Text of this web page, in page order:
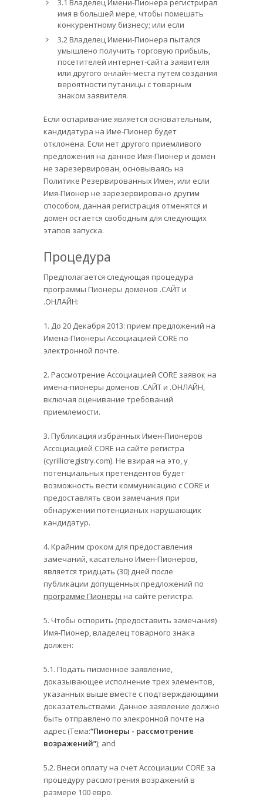
3.1 Владелец Имени-Пионера регистрирал
имя в большей мере, чтобы помешать
конкурентному бизнесу; или если
3.2 Владелец Имени-Пионера пытался
умышлено получить торговую прибыль,
посетителей интернет-сайта заявителя
или другого онлайн-места путем создания
вероятности путаницы с товарным
знаком заявителя.
Если оспаривание является основательным,
кандидатура на Име-Пионер будет
отклонена. Если нет другого приемливого
предложения на данное Имя-Пионер и домен
не зарезервирован, основываясь на
Политике Резервированных Имен, или если
Имя-Пионер не зарезервировано другим
способом, данная регистрация отменятся и
домен остается свободным для следующих
этапов запуска.
Процедура
Предполагается следующая процедура
программы Пионеры доменов .САЙТ и
.ОНЛАЙН:
1. До 20 Декабря 2013: прием предложений на
Имена-Пионеры Ассоциацией CORE по
электронной почте.
2. Рассмотрение Ассоциацией CORE заявок на
имена-пионеры доменов .САЙТ и .ОНЛАЙН,
включая оценивание требований
приемлемости.
3. Публикация избранных Имен-Пионеров
Ассоциацией CORE на сайте регистра
(cyrillicregistry.com). Не взирая на это, у
потенциальных претендентов будет
возможность вести коммуникацию с CORE и
предоставлять свои замечания при
обнаружении потенцианых нарушающих
кандидатур.
4. Крайним сроком для предоставления
замечаний, касательно Имен-Пионеров,
является тридцать (30) дней после
публикации допущенных предложений по
программе Пионеры на сайте регистра.
5. Чтобы оспорить (предоставить замечания)
Имя-Пионер, владелец товарного знака
должен:
5.1. Подать писменное заявление,
доказывающее исполнение трех элементов,
указанных выше вместе с подтверждающими
доказательствами. Данное заявление должно
быть отправлено по элекронной почте на
адрес (Тема:“Пионеры - рассмотрение
возражений”); and
5.2. Внеси оплату на счет Ассоциации CORE за
процедуру рассмотрения возражений в
размере 100 евро.